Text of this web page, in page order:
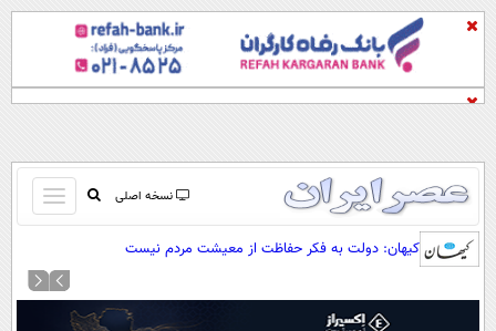
نسخه اصلی
باز
و
کردن
صفحه اول
آرشیو
کیهان: دولت به فکر حفاظت از معیشت مردم نیست